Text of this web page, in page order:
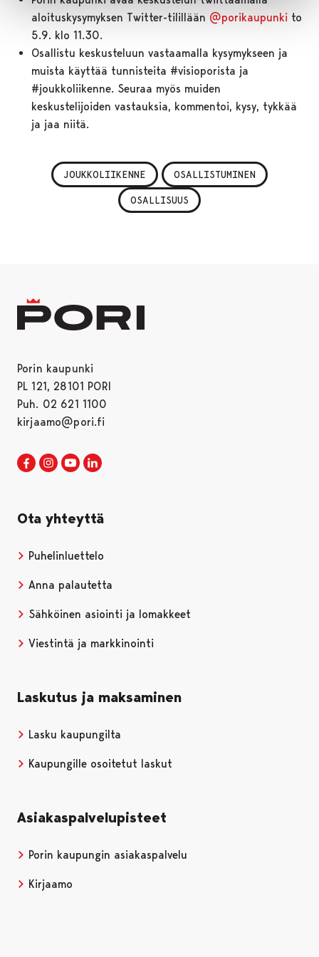
aloituskysymyksen Twitter-tilillään @porikaupunki to
5.9. klo 11.30.
Osallistu keskusteluun vastaamalla kysymykseen ja
muista käyttää tunnisteita #visioporista ja
#joukkoliikenne. Seuraa myös muiden
keskustelijoiden vastauksia, kommentoi, kysy, tykkää
ja jaa niitä.
JOUKKOLIIKENNE OSALLISTUMINEN
OSALLISUUS
Porin kaupunki
PL 121, 28101 PORI
Puh. 02 621 1100
kirjaamo@pori.fi
Porin kaupunki Facebookissa
Avautuu uudessa välilehdessä
Porin kaupunki Instagramissa
Avautuu uudessa välilehdessä
Porin kaupunki Youtubessa
Avautuu uudessa välilehdessä
Ota yhteyttä
Puhelinluettelo
Anna palautetta
Sähköinen asiointi ja lomakkeet
Viestintä ja markkinointi
Laskutus ja maksaminen
Lasku kaupungilta
Kaupungille osoitetut laskut
Asiakaspalvelupisteet
Porin kaupungin asiakaspalvelu
Kirjaamo